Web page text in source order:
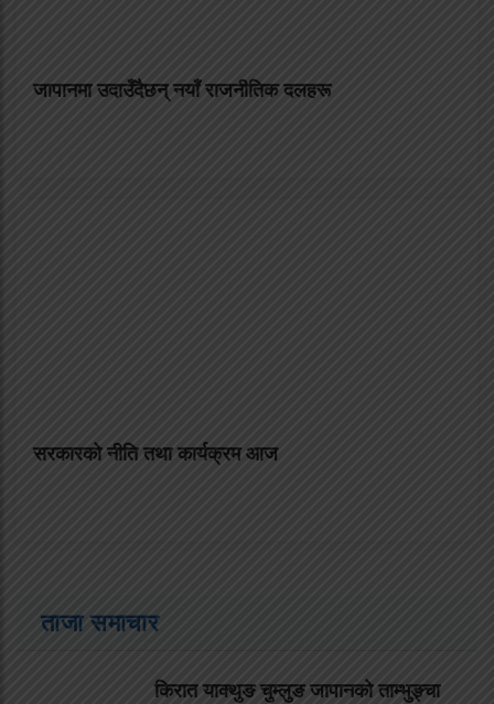
जापानमा उदाउँदैछन् नयाँ राजनीतिक दलहरू
सरकारको नीति तथा कार्यक्रम आज
ताजा समाचार
किरात याक्थुङ चुम्लुङ जापानको ताम्भुङ्चा